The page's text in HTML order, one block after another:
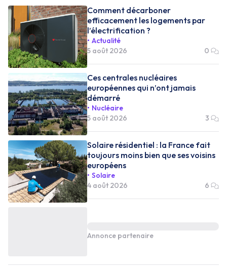
Comment décarboner
efficacement les logements par
l’électrification ?
Actualité
5 août 2026
0
Ces centrales nucléaires
européennes qui n’ont jamais
démarré
Nucléaire
5 août 2026
3
Solaire résidentiel : la France fait
toujours moins bien que ses voisins
européens
Solaire
4 août 2026
6
Annonce partenaire